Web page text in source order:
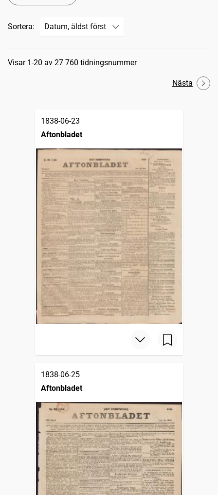
Sortera:
Sökresultat
Visar 1-20 av 27 760 tidningsnummer
Nästa
1838-06-23
Aftonbladet
1838-06-25
Aftonbladet